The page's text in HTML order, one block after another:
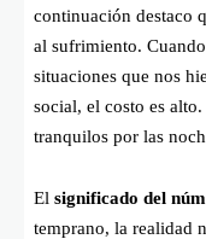
continuación destaco
al sufrimiento.
situaciones que nos
social, el costo es
tranquilos por las
El significado del
temprano, la realidad